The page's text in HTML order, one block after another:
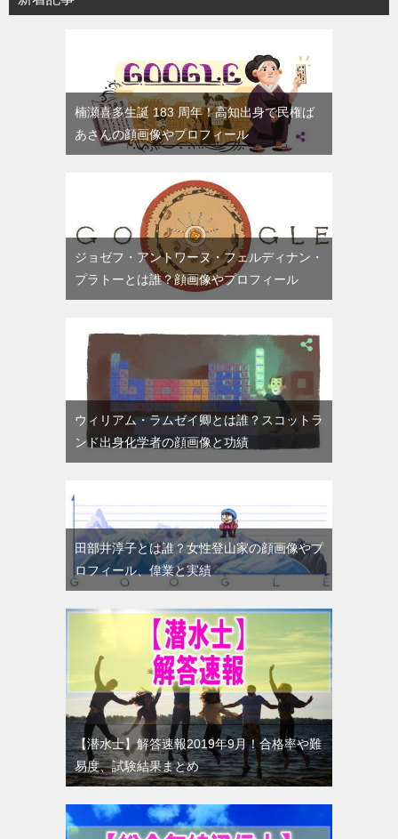
楠瀬喜多生誕 183 周年！高知出身で民権ば
あさんの顔画像やプロフィール
ジョゼフ・アントワーヌ・フェルディナン・
プラトーとは誰？顔画像やプロフィール
ウィリアム・ラムゼイ卿とは誰？スコットラ
ンド出身化学者の顔画像と功績
田部井淳子とは誰？女性登山家の顔画像やプ
ロフィール、偉業と実績
【潜水士】解答速報2019年9月！合格率や難
易度、試験結果まとめ